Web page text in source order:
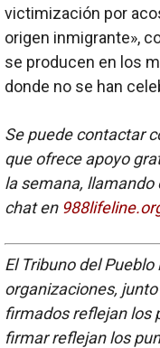
victimización por
origen inmigrante»,
se producen en los
donde no se han
Se puede contactar
que ofrece apoyo
la semana, llamando
chat en
El Tribuno del
organizaciones,
firmados reflejan los
firmar reflejan los